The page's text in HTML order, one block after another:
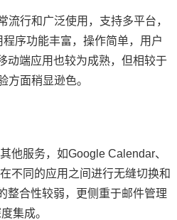
流行和广泛使用，支持多平台，
序功能丰富，操作简单，用户
动端应用也较为成熟，但相较于
方面稍显逊色。
他服务，如Google Calendar、
不同的应用之间进行无缝切换和
整合性较弱，更侧重于邮件管理
集成。